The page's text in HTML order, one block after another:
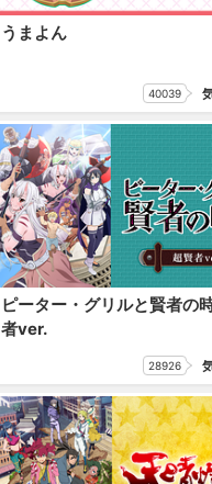
うまよん
40039
ピーター・グリルと賢者の
者ver.
28926